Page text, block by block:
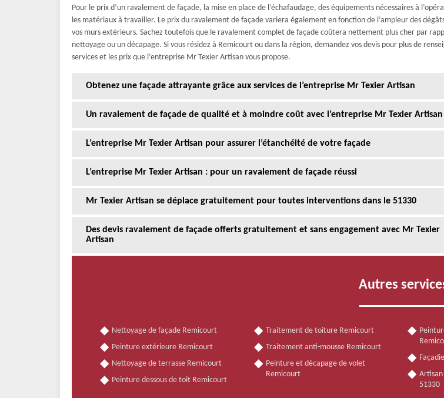
Pour le prix d’un ravalement de façade, la mise en place de l’échafaudage, des équipements nécessaires à
les matériaux à travailler. Le prix du ravalement de façade variera également en fonction de l’ampleur des
vos murs extérieurs. Sachez toutefois que le ravalement complet de façade coûtera nettement plus cher par
nettoyage ou un décapage. Si vous résidez à Remicourt ou dans la région, demandez vos devis pour plus de
services et les prix que l’entreprise Mr Texier Artisan vous propose.
Obtenez une façade attrayante grâce aux services de l’entreprise Mr Texier Artisan
Un ravalement de façade de qualité et à moindre coût avec l’entreprise Mr Texier Artisan
L’entreprise Mr Texier Artisan pour assurer l’étanchéité de votre façade
L’entreprise Mr Texier Artisan : pour un ravalement de façade réussi
Mr Texier Artisan se déplace gratuitement pour toutes interventions dans le 51330
Des devis ravalement de façade offerts gratuitement et sans engagement avec Mr Texier
Artisan
Autres
Nettoyage de façade Remicourt
Peinture extérieure Remicourt
Nettoyage de terrasse Remicourt
Peinture dessous de toit Remicourt
Traitement de toiture Remicourt
Traitement anti-mousse Remicourt
Peinture et décapage de volet
Remicourt
51330